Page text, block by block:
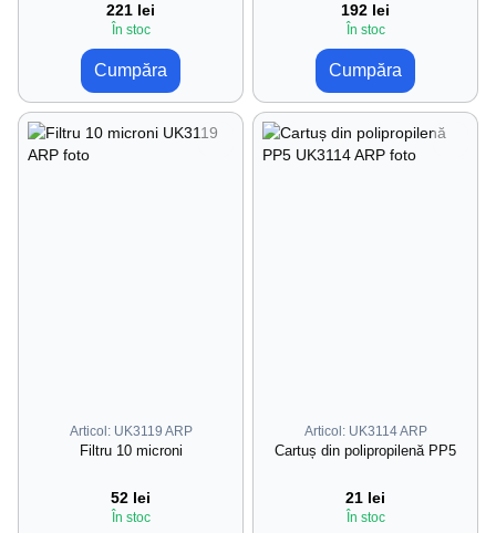
221 lei
În stoc
Cumpăra
192 lei
În stoc
Cumpăra
Articol: UK3119 ARP
Filtru 10 microni
52 lei
În stoc
Articol: UK3114 ARP
Cartuș din polipropilenă PP5
21 lei
În stoc